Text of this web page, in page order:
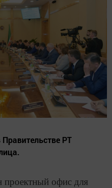
РТ
проектный офис для